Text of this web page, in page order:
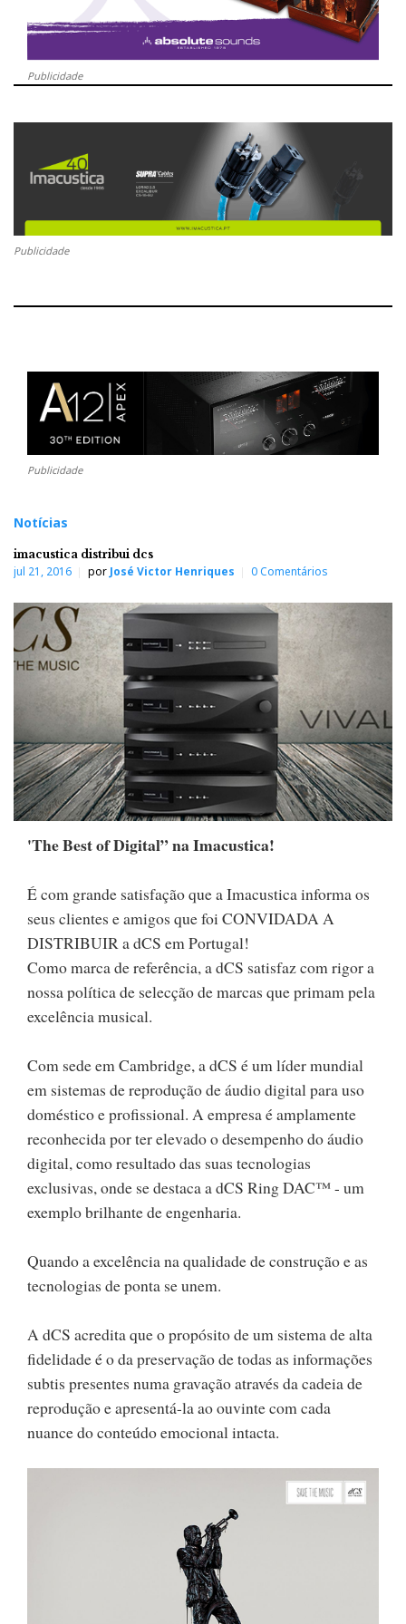
Publicidade
Publicidade
Publicidade
Notícias
imacustica distribui dcs
jul 21, 2016 por José Victor Henriques 0 Comentários
'The Best of Digital” na Imacustica!
É com grande satisfação que a Imacustica informa os
seus clientes e amigos que foi CONVIDADA A
DISTRIBUIR a dCS em Portugal!
Como marca de referência, a dCS satisfaz com rigor a
nossa política de selecção de marcas que primam pela
excelência musical.
Com sede em Cambridge, a dCS é um líder mundial
em sistemas de reprodução de áudio digital para uso
doméstico e profissional. A empresa é amplamente
reconhecida por ter elevado o desempenho do áudio
digital, como resultado das suas tecnologias
exclusivas, onde se destaca a dCS Ring DAC™ - um
exemplo brilhante de engenharia.
Quando a excelência na qualidade de construção e as
tecnologias de ponta se unem.
A dCS acredita que o propósito de um sistema de alta
fidelidade é o da preservação de todas as informações
subtis presentes numa gravação através da cadeia de
reprodução e apresentá-la ao ouvinte com cada
nuance do conteúdo emocional intacta.